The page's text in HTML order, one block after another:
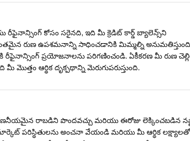
కోసం సరైనది, ఇది మీ క్రెడిట్ కార్డ్ బ్యాలెన్స్‌ని
రుణ ఉపశమనాన్ని సాధించడానికి మిమ్మల్ని
రీఫైనాన్సింగ్ ప్రయోజనాలను పరిగణించండి. ఏకీకరణ మీ రుణ
మీ మొత్తం ఆర్థిక దృక్పథాన్ని మెరుగుపరుస్తుంది.
గణనీయమైన రాబడిని పొందవచ్చు మరియు ఈరోజు లెక్కించబడిన
పరిస్థితులను అంచనా వేయండి మరియు మీ ఆర్థిక